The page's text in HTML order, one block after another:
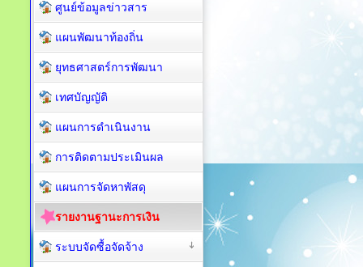
ศูนย์ข้อมูลข่าวสาร
แผนพัฒนาท้องถิ่น
ยุทธศาสตร์การพัฒนา
เทศบัญญัติ
แผนการดำเนินงาน
การติดตามประเมินผล
แผนการจัดหาพัสดุ
รายงานฐานะการเงิน
ระบบจัดซื้อจัดจ้าง